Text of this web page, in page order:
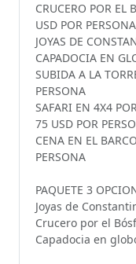
CRUCERO POR EL
USD POR PERSONA
JOYAS DE
CAPADOCIA EN
SUBIDA A LA
PERSONA
SAFARI EN 4X4
75 USD POR
CENA EN EL
PERSONA
PAQUETE 3
Joyas de
Crucero por el
Capadocia en